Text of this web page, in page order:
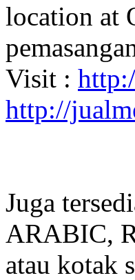
location at
Visit :
http://
Juga
ARABIC,
atau kotak